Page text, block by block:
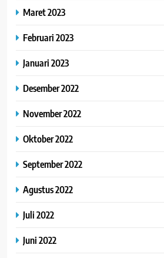
Maret 2023
Februari 2023
Januari 2023
Desember 2022
November 2022
Oktober 2022
September 2022
Agustus 2022
Juli 2022
Juni 2022